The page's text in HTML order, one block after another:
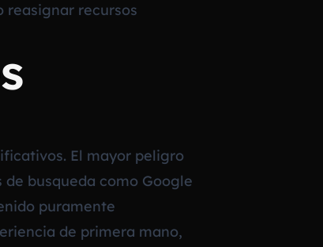
reasignar recursos
El mayor peligro
busqueda como Google
puramente
de primera mano,